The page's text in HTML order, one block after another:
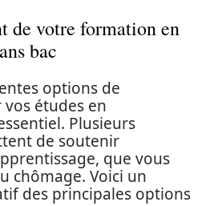
de votre formation en
bac
options de
études en
Plusieurs
de soutenir
que vous
chômage. Voici un
des principales options